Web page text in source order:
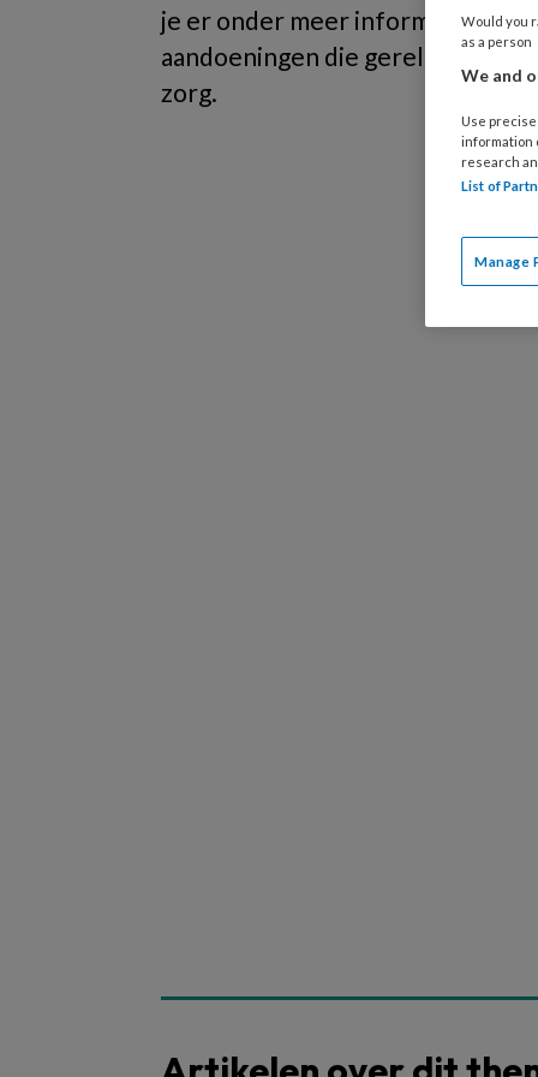
je er onder meer informatie
aandoeningen die gerelateerd
zorg.
Would you
as a person
We and
Use
information
research
List of
Manage